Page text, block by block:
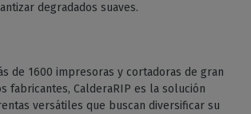
degradados suaves.
de 1600 impresoras y cortadoras de gran
fabricantes, CalderaRIP es la solución
versátiles que buscan diversificar su